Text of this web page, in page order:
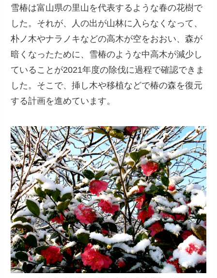
雪椿は富山県の里山を代表するような春の花樹で
した。それが、人の出が山林に入らなくなって、
朴ノ木やナラノキなどの高木が空をおおい、森が
暗くなったために、雪椿のような中高木が減少し
ていることが2021年度の除伐に過程で確認できま
した。そこで、挿し木や移植などで椿の森を復元
する計画を進めています。